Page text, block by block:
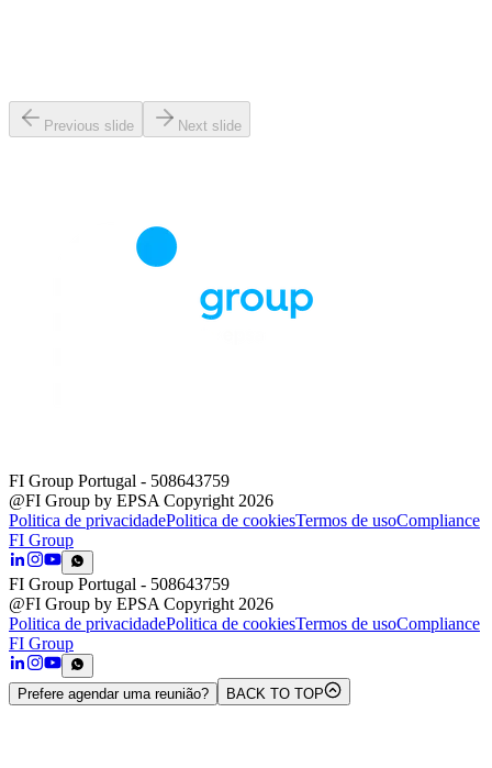
Previous slide Next slide
FI Group Portugal - 508643759
@FI Group by EPSA Copyright 2026
Politica de privacidadePolitica de cookiesTermos de usoCompliance
FI Group
FI Group Portugal - 508643759
@FI Group by EPSA Copyright 2026
Politica de privacidadePolitica de cookiesTermos de usoCompliance
FI Group
Prefere agendar uma reunião? BACK TO TOP